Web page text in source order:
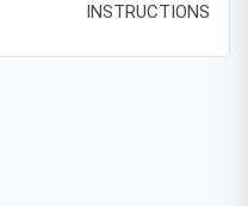
INSTRUCTIONS